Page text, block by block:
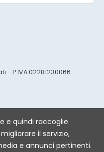
- P.IVA 02281230066
e quindi raccoglie
il servizio,
e annunci pertinenti.